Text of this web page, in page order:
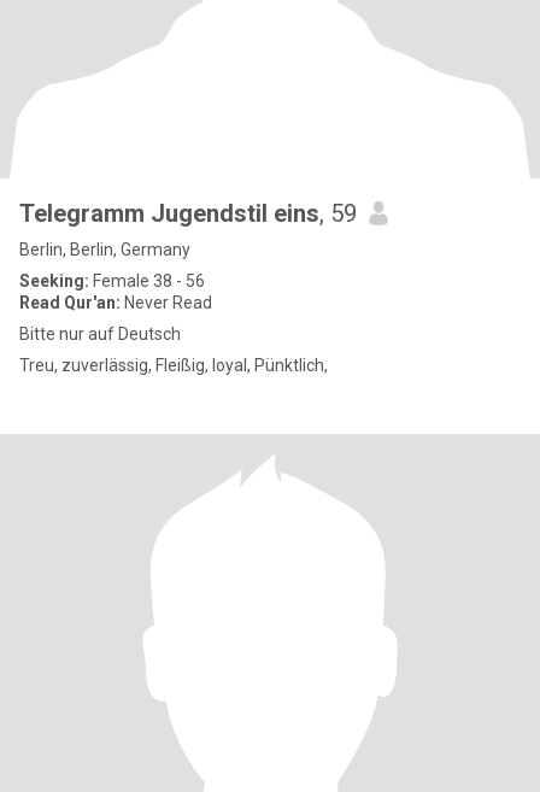
Telegramm Jugendstil eins, 59
Berlin, Berlin, Germany
Seeking: Female 38 - 56
Read Qur'an: Never Read
Bitte nur auf Deutsch
Treu, zuverlässig, Fleißig, loyal, Pünktlich,